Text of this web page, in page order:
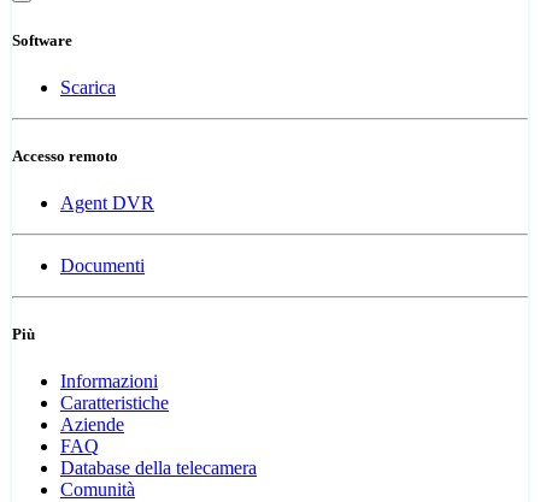
Software
Scarica
Accesso remoto
Agent DVR
Documenti
Più
Informazioni
Caratteristiche
Aziende
FAQ
Database della telecamera
Comunità